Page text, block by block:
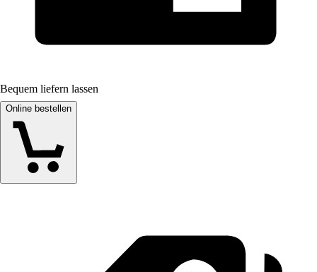
Bequem liefern lassen
Online bestellen